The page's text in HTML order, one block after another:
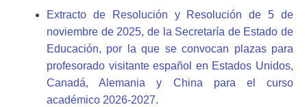
Extracto de Resolución y Resolución de 5 de
noviembre de 2025, de la Secretaría de Estado de
Educación, por la que se convocan plazas para
profesorado visitante español en Estados Unidos,
Canadá, Alemania y China para el curso
académico 2026-2027.